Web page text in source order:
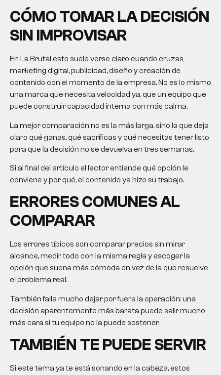
CÓMO TOMAR LA DECISIÓN
SIN IMPROVISAR
En La Brutal esto suele verse claro cuando cruzas
marketing digital, publicidad, diseño y creación de
contenido con el momento de la empresa. No es lo mismo
una marca que necesita velocidad ya, que un equipo que
puede construir capacidad interna con más calma.
La mejor comparación no es la más larga, sino la que deja
claro qué ganas, qué sacrificas y qué necesitas tener listo
para que la decisión no se devuelva en tres semanas.
Si al final del artículo el lector entiende qué opción le
conviene y por qué, el contenido ya hizo su trabajo.
ERRORES COMUNES AL
COMPARAR
Los errores típicos son comparar precios sin mirar
alcance, medir todo con la misma regla y escoger la
opción que suena más cómoda en vez de la que resuelve
el problema real.
También falla mucho dejar por fuera la operación: una
decisión aparentemente más barata puede salir mucho
más cara si tu equipo no la puede sostener.
TAMBIÉN TE PUEDE SERVIR
Si este tema ya te está sonando en la cabeza, estos